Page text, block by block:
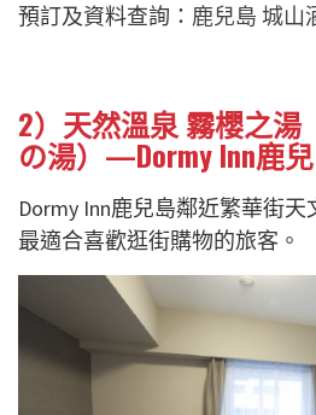
預訂及資料查詢： 鹿兒島 城山
2）天然溫泉 霧櫻之湯
の湯）—Dormy Inn鹿
Dormy Inn鹿兒島鄰近繁華街天
最適合喜歡逛街購物的旅客。